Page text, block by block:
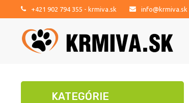
+421 902 794 355 - krmiva.sk info@krmiva.sk
KATEGÓRIE